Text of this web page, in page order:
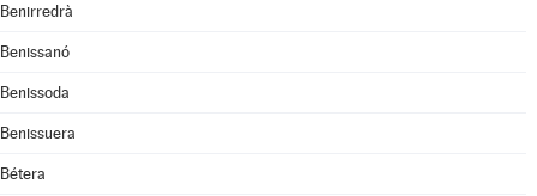
Benirredrà
Benissanó
Benissoda
Benissuera
Bétera